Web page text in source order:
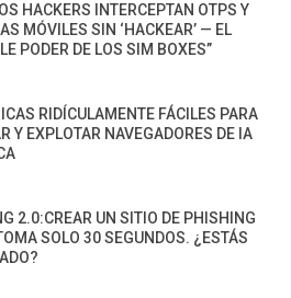
HACKERS INTERCEPTAN OTPS Y
MÓVILES SIN ‘HACKEAR’ — EL
PODER DE LOS SIM BOXES”
RIDÍCULAMENTE FÁCILES PARA
Y EXPLOTAR NAVEGADORES DE IA
2.0:CREAR UN SITIO DE PHISHING
SOLO 30 SEGUNDOS. ¿ESTÁS